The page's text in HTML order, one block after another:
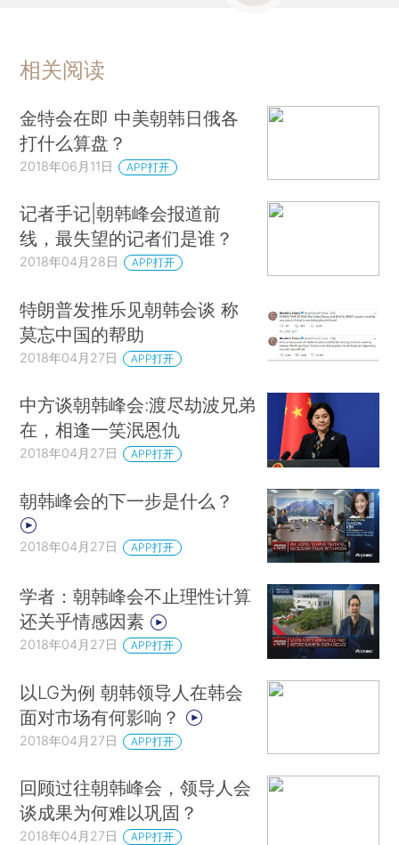
相关阅读
金特会在即 中美朝韩日俄各
打什么算盘？
2018年06月11日 APP打开
记者手记|朝韩峰会报道前
线，最失望的记者们是谁？
2018年04月28日 APP打开
特朗普发推乐见朝韩会谈 称
莫忘中国的帮助
2018年04月27日 APP打开
中方谈朝韩峰会:渡尽劫波兄弟
在，相逢一笑泯恩仇
2018年04月27日 APP打开
朝韩峰会的下一步是什么？
2018年04月27日 APP打开
学者：朝韩峰会不止理性计算
还关乎情感因素
2018年04月27日 APP打开
以LG为例 朝韩领导人在韩会
面对市场有何影响？
2018年04月27日 APP打开
回顾过往朝韩峰会，领导人会
谈成果为何难以巩固？
2018年04月27日 APP打开